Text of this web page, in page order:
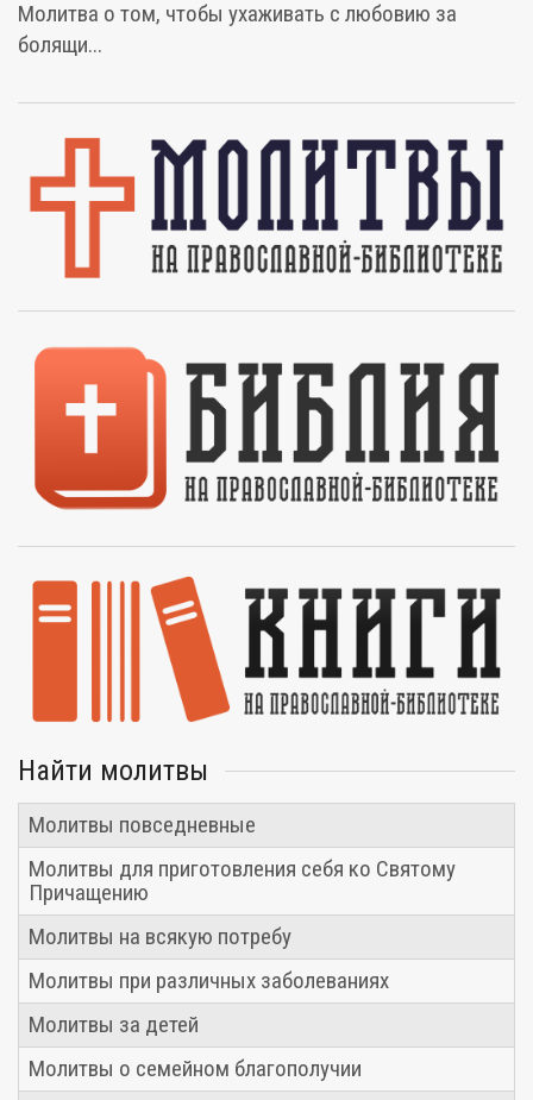
Молитва о том, чтобы ухаживать с любовию за
болящи...
Найти молитвы
Молитвы повседневные
Молитвы для приготовления себя ко Святому
Причащению
Молитвы на всякую потребу
Молитвы при различных заболеваниях
Молитвы за детей
Молитвы о семейном благополучии